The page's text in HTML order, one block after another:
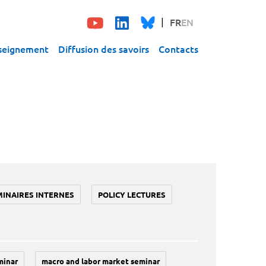
FREN
Diffusion des savoirs Contacts
INTERNES POLICY LECTURES
macro and labor market seminar